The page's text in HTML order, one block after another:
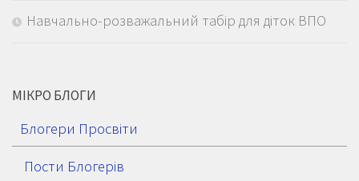
Навчально-розважальний табір для діток ВПО
МІКРО БЛОГИ
Блогери Просвіти
Пости Блогерів